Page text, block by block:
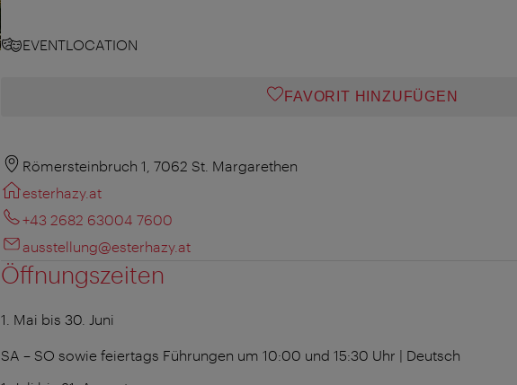
EVENTLOCATION
FAVORIT HINZUFÜGEN
Römersteinbruch 1, 7062 St. Margarethen
esterhazy.at
+43 2682 63004 7600
ausstellung@esterhazy.at
Öffnungszeiten
1. Mai bis 30. Juni
SA – SO sowie feiertags Führungen um 10:00 und 15:30 Uhr | Deutsch